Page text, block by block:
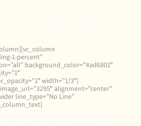
1-percent”
background_color=”#ad6801″
width=”1/3″]
alignment=”center”
line_type=”No Line”